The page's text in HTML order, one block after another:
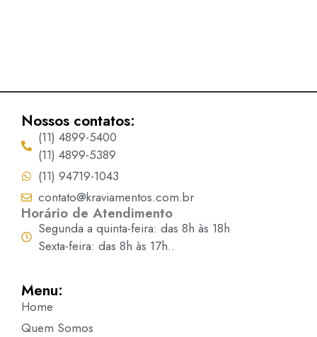
Nossos contatos:
(11) 4899-5400
(11) 4899-5389
(11) 94719-1043
contato@kraviamentos.com.br
Horário de Atendimento
Segunda a quinta-feira: das 8h às 18h
Sexta-feira: das 8h às 17h..
Menu:
Home
Quem Somos